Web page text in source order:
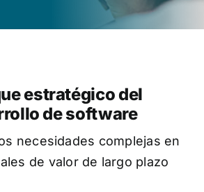
estratégico del
de software
necesidades complejas en
de valor de largo plazo